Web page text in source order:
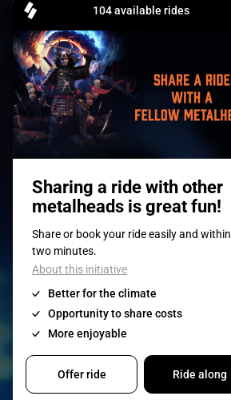
Billets
© 2008-2026 - Apache
Contact:
Photos: Ann Kermans - Hans